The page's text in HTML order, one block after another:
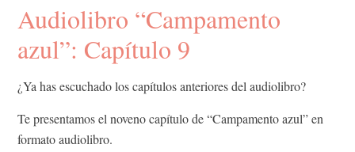
Audiolibro “Campamento
azul”: Capítulo 9
¿Ya has escuchado los capítulos anteriores del audiolibro?
Te presentamos el noveno capítulo de “Campamento azul” en
formato audiolibro.